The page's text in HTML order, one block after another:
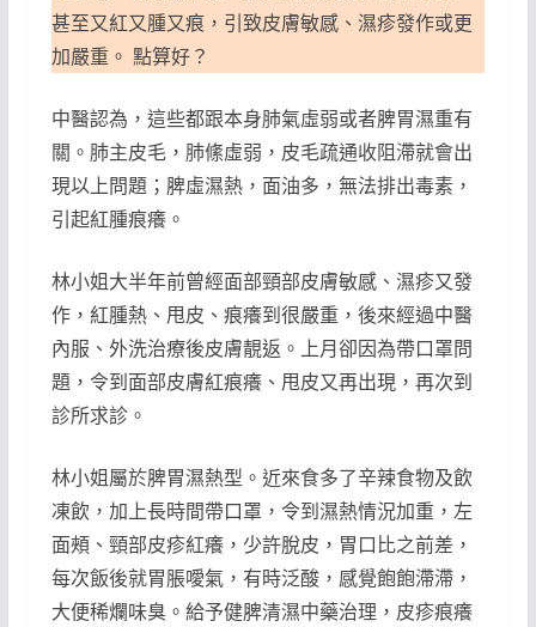
甚至又紅又腫又痕，引致皮膚敏感、濕疹發作或更
加嚴重。 點算好？
中醫認為，這些都跟本身肺氣虛弱或者脾胃濕重有
關。肺主皮毛，肺絛虛弱，皮毛疏通收阻滯就會出
現以上問題；脾虛濕熱，面油多，無法排出毒素，
引起紅腫痕癢。
林小姐大半年前曾經面部頸部皮膚敏感、濕疹又發
作，紅腫熱、甩皮、痕癢到很嚴重，後來經過中醫
內服、外洗治療後皮膚靚返。上月卻因為帶口罩問
題，令到面部皮膚紅痕癢、甩皮又再出現，再次到
診所求診。
林小姐屬於脾胃濕熱型。近來食多了辛辣食物及飲
凍飲，加上長時間帶口罩，令到濕熱情況加重，左
面頰、頸部皮疹紅癢，少許脫皮，胃口比之前差，
每次飯後就胃脹噯氣，有時泛酸，感覺飽飽滯滯，
大便稀爛味臭。給予健脾清濕中藥治理，皮疹痕癢